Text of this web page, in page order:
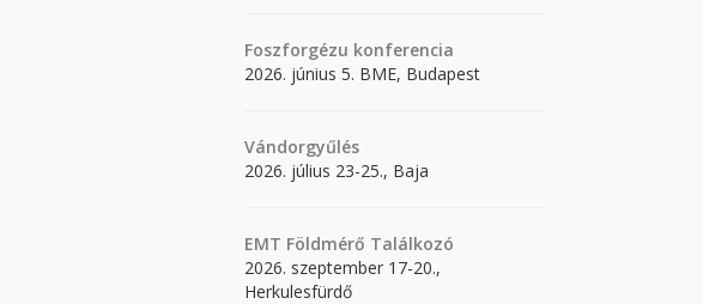
Foszforgézu konferencia
2026. június 5. BME, Budapest
Vándorgyűlés
2026. július 23-25., Baja
EMT Földmérő Találkozó
2026. szeptember 17-20.,
Herkulesfürdő